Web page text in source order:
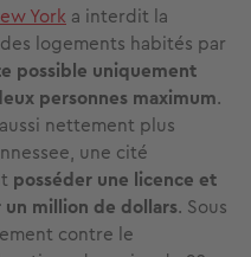
York a interdit la
logements habités par
possible uniquement
personnes maximum.
nettement plus
une cité
posséder une licence et
million de dollars. Sous
contre le